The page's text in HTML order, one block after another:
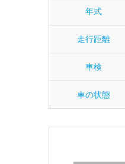
年式
走行距離
車検
車の状態